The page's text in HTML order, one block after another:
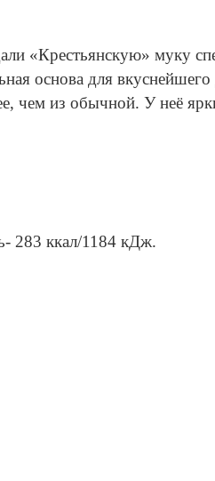
«Крестьянскую» муку
основа для
чем из обычной. У неё
283 ккал/1184 кДж.